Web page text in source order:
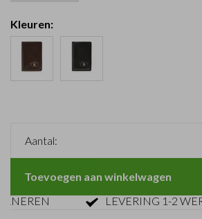
Kleuren:
Aantal:
Toevoegen aan winkelwagen
LEVERING 1-2